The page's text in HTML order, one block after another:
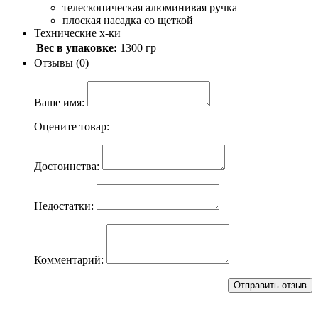
телескопическая алюминивая ручка
плоская насадка со щеткой
Технические х-ки
Вес в упаковке: 1300 гр
Отзывы (0)
Ваше имя:
Оцените товар:
Достоинства:
Недостатки:
Комментарий: